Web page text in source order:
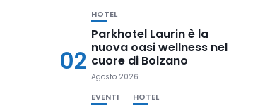
02
HOTEL
Parkhotel Laurin è la
nuova oasi wellness nel
cuore di Bolzano
Agosto 2026
EVENTI HOTEL